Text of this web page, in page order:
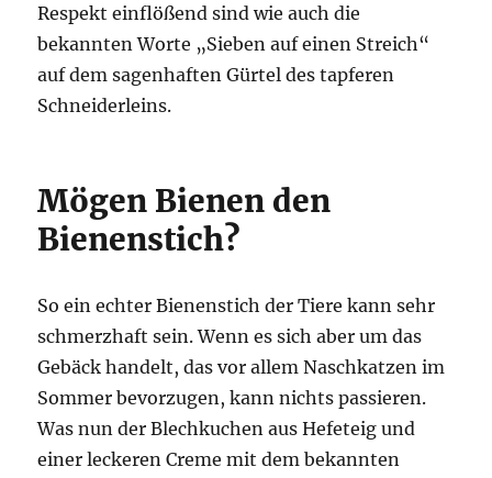
Respekt einflößend sind wie auch die
bekannten Worte „Sieben auf einen Streich“
auf dem sagenhaften Gürtel des tapferen
Schneiderleins.
Mögen Bienen den
Bienenstich?
So ein echter Bienenstich der Tiere kann sehr
schmerzhaft sein. Wenn es sich aber um das
Gebäck handelt, das vor allem Naschkatzen im
Sommer bevorzugen, kann nichts passieren.
Was nun der Blechkuchen aus Hefeteig und
einer leckeren Creme mit dem bekannten